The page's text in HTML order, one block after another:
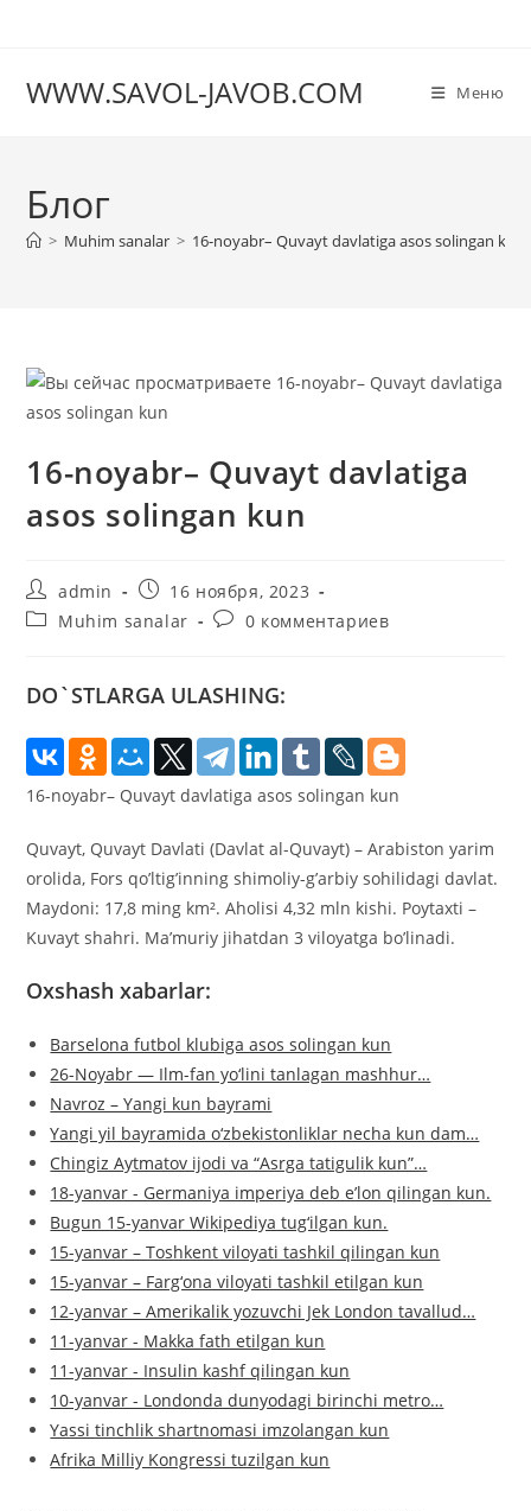
WWW.SAVOL-JAVOB.COM Меню
Блог
> Muhim sanalar > 16-noyabr– Quvayt davlatiga asos solingan kun
16-noyabr– Quvayt davlatiga
asos solingan kun
Автор
записи:
admin
Запись
опубликована:
16 ноября, 2023
РубрикаMuhim sanalar
Комментарии
0 комментариев
DO`STLARGA ULASHING:
16-noyabr– Quvayt davlatiga asos solingan kun
Quvayt, Quvayt Davlati (Davlat al-Quvayt) – Arabiston yarim
orolida, Fors qo’ltig’inning shimoliy-g’arbiy sohilidagi davlat.
Maydoni: 17,8 ming km². Aholisi 4,32 mln kishi. Poytaxti –
Kuvayt shahri. Ma’muriy jihatdan 3 viloyatga bo’linadi.
Oxshash xabarlar:
Barselona futbol klubiga asos solingan kun
26-Noyabr — Ilm-fan yo‘lini tanlagan mashhur…
Navroz – Yangi kun bayrami
Yangi yil bayramida o‘zbekistonliklar necha kun dam…
Chingiz Aytmatov ijodi va “Asrga tatigulik kun”…
18-yanvar - Germaniya imperiya deb e’lon qilingan kun.
Bugun 15-yanvar Wikipediya tug‘ilgan kun.
15-yanvar – Toshkent viloyati tashkil qilingan kun
15-yanvar – Farg‘ona viloyati tashkil etilgan kun
12-yanvar – Amerikalik yozuvchi Jek London tavallud…
11-yanvar - Makka fath etilgan kun
11-yanvar - Insulin kashf qilingan kun
10-yanvar - Londonda dunyodagi birinchi metro…
Yassi tinchlik shartnomasi imzolangan kun
Afrika Milliy Kongressi tuzilgan kun